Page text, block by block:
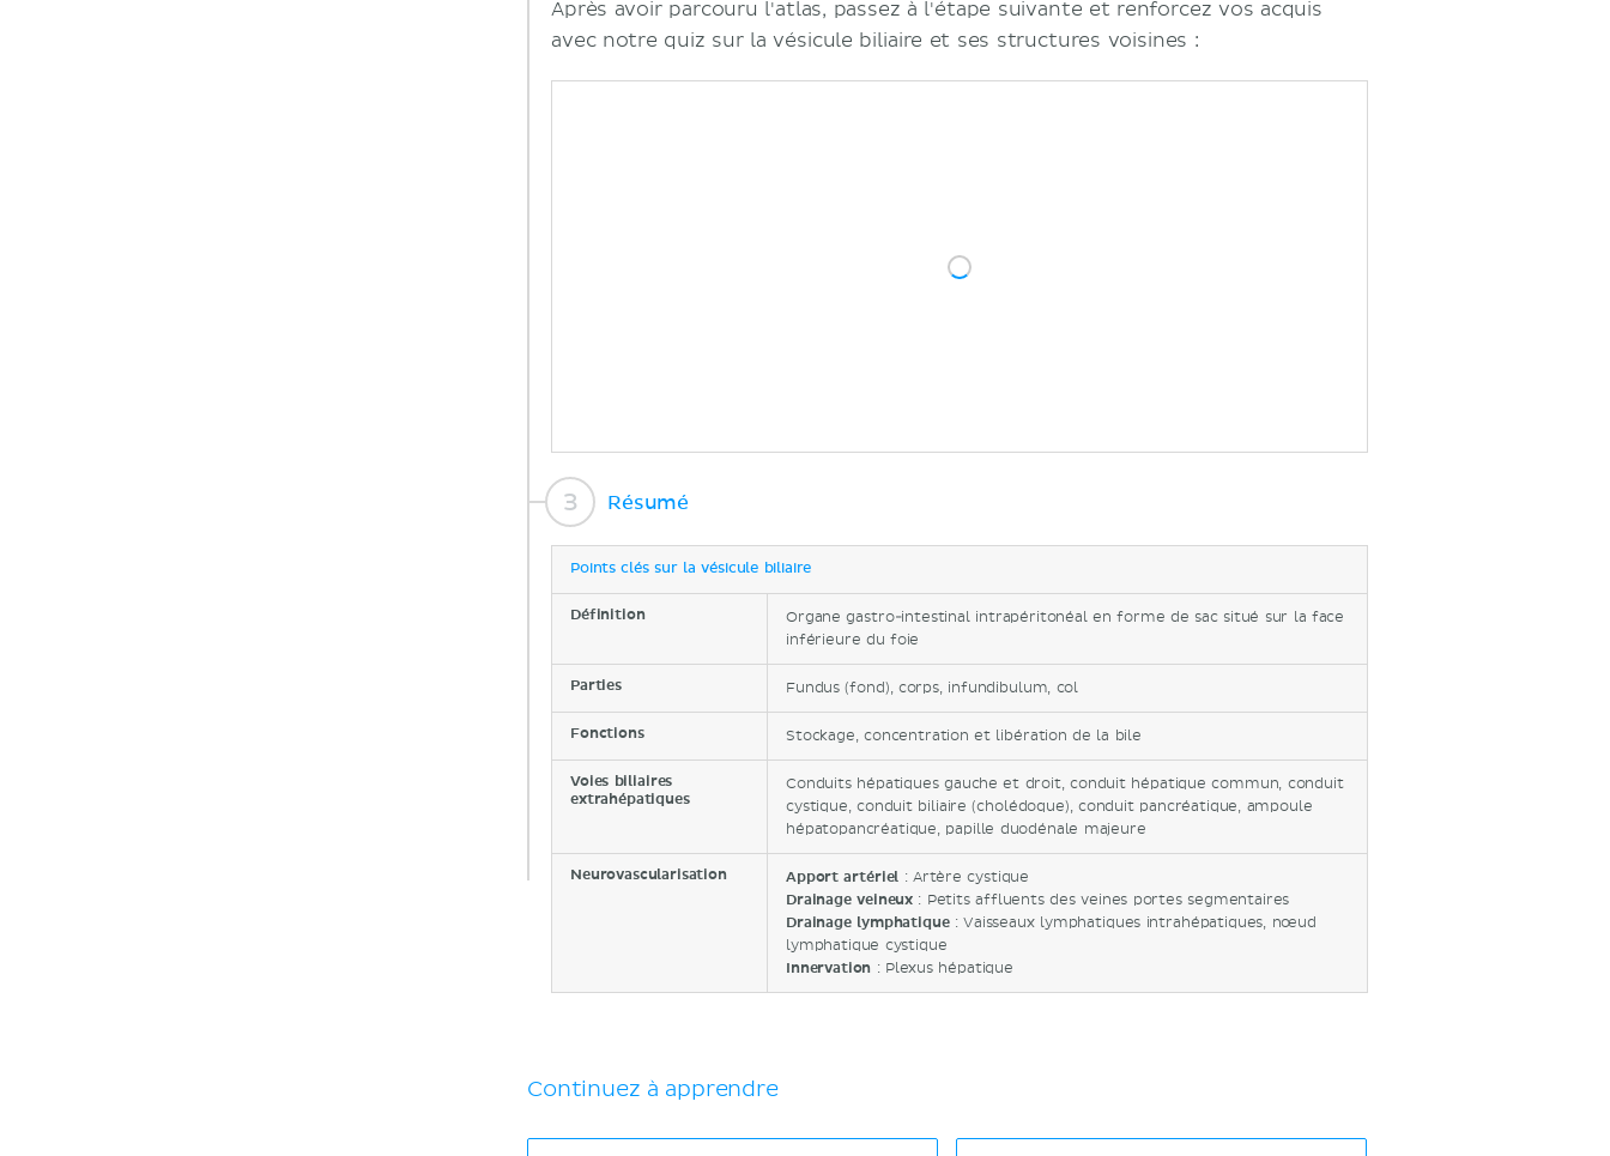
Après avoir parcouru l'atlas, passez à l'étape suivante et renforcez vos acquis
avec notre quiz sur la vésicule biliaire et ses structures voisines :
Résumé
Points clés sur la vésicule biliaire
Définition
Organe gastro-intestinal intrapéritonéal en forme de sac situé sur la face
inférieure du foie
Parties Fundus (fond), corps, infundibulum, col
Fonctions Stockage, concentration et libération de la bile
Voies biliaires
extrahépatiques
Conduits hépatiques gauche et droit, conduit hépatique commun, conduit
cystique, conduit biliaire (cholédoque), conduit pancréatique, ampoule
hépatopancréatique, papille duodénale majeure
Neurovascularisation Apport artériel : Artère cystique
Drainage veineux : Petits affluents des veines portes segmentaires
Drainage lymphatique: Vaisseaux lymphatiques intrahépatiques, nœud
lymphatique cystique
Innervation : Plexus hépatique
Continuez à apprendre